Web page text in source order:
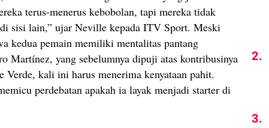
terus-menerus kebobolan, tapi mereka tidak
sisi lain,” ujar Neville kepada ITV Sport. Meski
kedua pemain memiliki mentalitas pantang
Martínez, yang sebelumnya dipuji atas kontribusinya
Verde, kali ini harus menerima kenyataan pahit.
perdebatan apakah ia layak menjadi starter di
2.
3.